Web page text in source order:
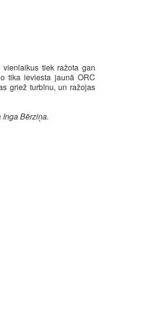
tiek ražota gan
tika ieviesta jaunā ORC
griež turbīnu, un ražojas
Bērziņa.